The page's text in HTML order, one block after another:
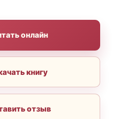
онлайн
книгу
отзыв